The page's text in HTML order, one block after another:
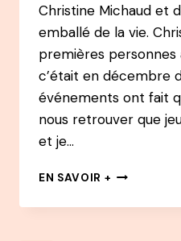
Christine Michaud et
emballé de la vie.
premières personnes
c’était en décembre
événements ont fait
nous retrouver que
et je…
EN SAVOIR + #25
OF